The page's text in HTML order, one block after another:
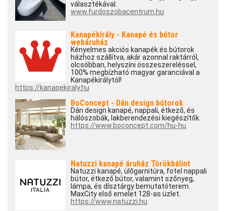
választékával.
www.furdoszobacentrum.hu
Kanapékirály - Kanapé és bútor
webáruház
Kényelmes akciós kanapék és bútorok
házhoz szállítva, akár azonnal raktárról,
olcsóbban, helyszíni összeszereléssel,
100% megbízható magyar garanciával a
Kanapékirálytól!
https://kanapekiraly.hu
BoConcept - Dán design bútorok
Dán design kanapé, nappali, étkező, és
hálószobák, lakberendezési kiegészítők.
https://www.boconcept.com/hu-hu
Natuzzi kanapé áruház Törökbálint
Natuzzi kanapé, ülőgarnitúra, fotel nappali
bútor, étkező bútor, valamint szőnyeg,
lámpa, és dísztárgy bemutatóterem.
MaxCity első emelet 128-as üzlet.
https://www.natuzzi.hu